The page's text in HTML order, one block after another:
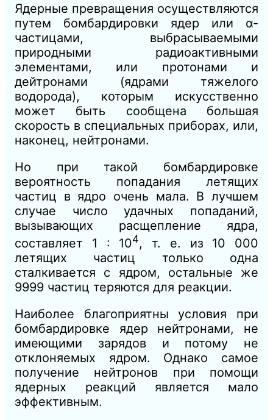
Ядерные превращения осуществляются
путем бомбардировки ядер или α-
частицами, выбрасываемыми
природными радиоактивными
элементами, или протонами и
дейтронами (ядрами тяжелого
водорода), которым искусственно
может быть сообщена большая
скорость в специальных приборах, или,
наконец, нейтронами.
Но при такой бомбардировке
вероятность попадания летящих
частиц в ядро очень мала. В лучшем
случае число удачных попаданий,
вызывающих расщепление ядра,
составляет 1 : 104, т. е. из 10 000
летящих частиц только одна
сталкивается с ядром, остальные же
9999 частиц теряются для реакции.
Наиболее благоприятны условия при
бомбардировке ядер нейтронами, не
имеющими зарядов и потому не
отклоняемых ядром. Однако самое
получение нейтронов при помощи
ядерных реакций является мало
эффективным.